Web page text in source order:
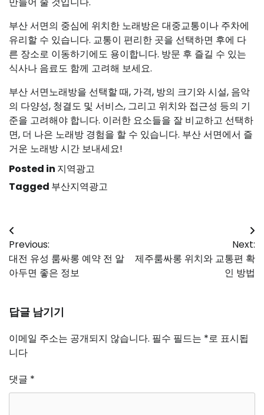
부산 서면의 중심에 위치한 노래방은 대중교통이나 주차에
유리할 수 있습니다. 교통이 편리한 곳을 선택하면 후에 다
른 장소로 이동하기에도 용이합니다. 방문 후 즐길 수 있는
식사나 음료도 함께 고려해 보세요.
부산 서면노래방을 선택할 때, 가격, 방의 크기와 시설, 음악
의 다양성, 청결도 및 서비스, 그리고 위치와 접근성 등의 기
준을 고려해야 합니다. 이러한 요소들을 잘 비교하고 선택하
면, 더 나은 노래방 경험을 할 수 있습니다. 부산 서면에서 즐
거운 노래방 시간 보내세요!
Posted in 지역광고
Tagged 부산지역광고
글
탐
색
Previous:
대전 유성 룸싸롱 예약 전 알
아두면 좋은 정보
Next:
제주룸싸롱 위치와 교통편 확
인 방법
답글 남기기
이메일 주소는 공개되지 않습니다. 필수 필드는 *로 표시됩
니다
댓글 *